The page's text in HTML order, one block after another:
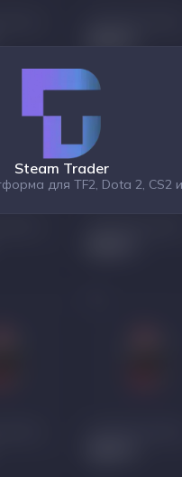
Steam Trader
для TF2, Dota 2, CS2